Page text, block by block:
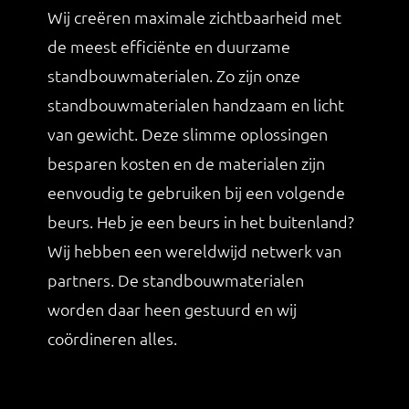
Wij creëren maximale zichtbaarheid met
de meest efficiënte en duurzame
standbouwmaterialen. Zo zijn onze
standbouwmaterialen handzaam en licht
van gewicht. Deze slimme oplossingen
besparen kosten en de materialen zijn
eenvoudig te gebruiken bij een volgende
beurs. Heb je een beurs in het buitenland?
Wij hebben een wereldwijd netwerk van
partners. De standbouwmaterialen
worden daar heen gestuurd en wij
coördineren alles.